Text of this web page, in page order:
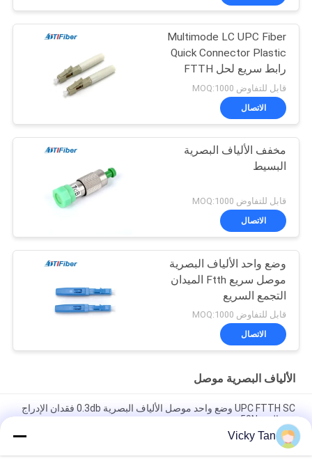
Multimode LC UPC Fiber
Quick Connector Plastic
رابط سريع لحل FTTH
قابل للتفاوض MOQ:1000
الاتصال
مخفف الألياف البصرية
البسيط
قابل للتفاوض MOQ:1000
الاتصال
وضع واحد الألياف البصرية
موصل سريع Ftth الميدان
التجمع السريع
قابل للتفاوض MOQ:1000
الاتصال
الألياف البصرية موصل
UPC FTTH SC وضع واحد موصل الألياف البصرية 0.3db فقدان الإدراج
قوة الشد 50N
الألياف البصرية المفرد السريع
Vicky Tan